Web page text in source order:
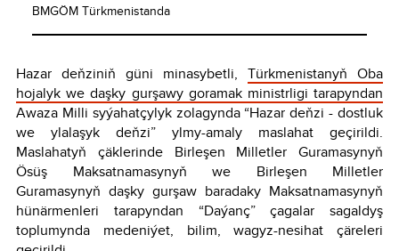
BMGÖM Türkmenistanda
Hazar deňziniň güni minasybetli, Türkmenistanyň Oba
hojalyk we daşky gurşawy goramak ministrligi tarapyndan
Awaza Milli syýahatçylyk zolagynda “Hazar deňzi - dostluk
we ylalaşyk deňzi” ylmy-amaly maslahat geçirildi.
Maslahatyň çäklerinde Birleşen Milletler Guramasynyň
Ösüş Maksatnamasynyň we Birleşen Milletler
Guramasynyň daşky gurşaw baradaky Maksatnamasynyň
hünärmenleri tarapyndan “Daýanç” çagalar sagaldyş
toplumynda medeniýet, bilim, wagyz-nesihat çäreleri